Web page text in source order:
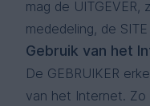
mag de
mededeling, de
Gebruik van het
De GEBRUIKER
van het Internet. Zo